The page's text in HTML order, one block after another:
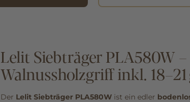
Lelit Siebträger PLA580W
Walnussholzgriff inkl. 18–21
Der Lelit Siebträger PLA580W ist ein edler